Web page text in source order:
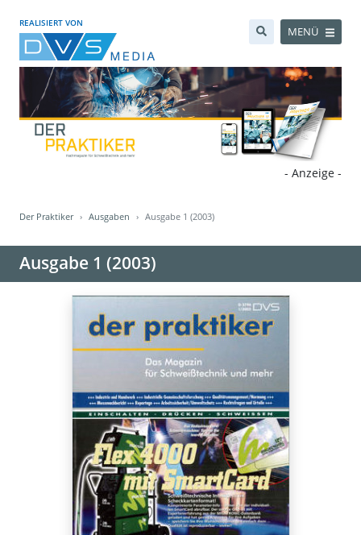
REALISIERT VON
MENÜ
- Anzeige -
Der Praktiker Ausgaben Ausgabe 1 (2003)
Ausgabe 1 (2003)